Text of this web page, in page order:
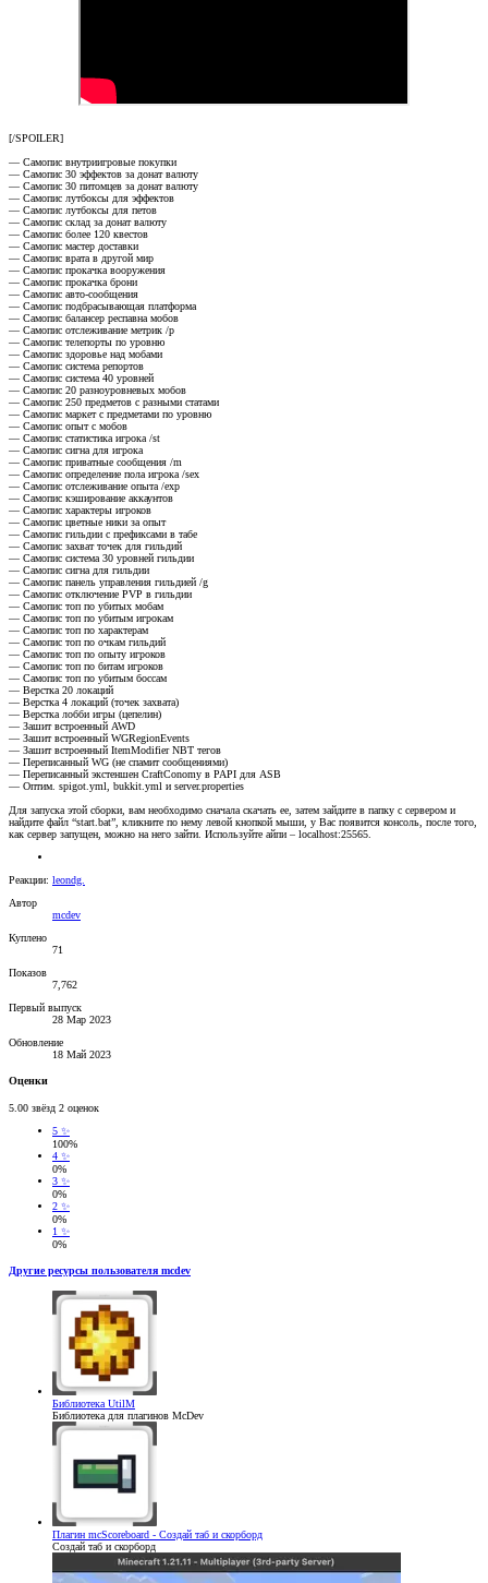
[/SPOILER]
— Самопис внутриигровые покупки
— Самопис 30 эффектов за донат валюту
— Самопис 30 питомцев за донат валюту
— Самопис лутбоксы для эффектов
— Самопис лутбоксы для петов
— Самопис склад за донат валюту
— Самопис более 120 квестов
— Самопис мастер доставки
— Самопис врата в другой мир
— Самопис прокачка вооружения
— Самопис прокачка брони
— Самопис авто-сообщения
— Самопис подбрасывающая платформа
— Самопис балансер респавна мобов
— Самопис отслеживание метрик /p
— Самопис телепорты по уровню
— Самопис здоровье над мобами
— Самопис система репортов
— Самопис система 40 уровней
— Самопис 20 разноуровневых мобов
— Самопис 250 предметов с разными статами
— Самопис маркет с предметами по уровню
— Самопис опыт с мобов
— Самопис статистика игрока /st
— Самопис сигна для игрока
— Самопис приватные сообщения /m
— Самопис определение пола игрока /sex
— Самопис отслеживание опыта /exp
— Самопис кэширование аккаунтов
— Самопис характеры игроков
— Самопис цветные ники за опыт
— Самопис гильдии с префиксами в табе
— Самопис захват точек для гильдий
— Самопис система 30 уровней гильдии
— Самопис сигна для гильдии
— Самопис панель управления гильдией /g
— Самопис отключение PVP в гильдии
— Самопис топ по убитых мобам
— Самопис топ по убитым игрокам
— Самопис топ по характерам
— Самопис топ по очкам гильдий
— Самопис топ по опыту игроков
— Самопис топ по битам игроков
— Самопис топ по убитым боссам
— Верстка 20 локаций
— Верстка 4 локаций (точек захвата)
— Верстка лобби игры (цепелин)
— Зашит встроенный AWD
— Зашит встроенный WGRegionEvents
— Зашит встроенный ItemModifier NBT тегов
— Переписанный WG (не спамит сообщениями)
— Переписанный экстеншен CraftConomy в PAPI для ASB
— Оптим. spigot.yml, bukkit.yml и server.properties
Для запуска этой сборки, вам необходимо сначала скачать ее, затем зайдите в папку с сервером и
найдите файл “start.bat”, кликните по нему левой кнопкой мыши, у Вас появится консоль, после того,
как сервер запущен, можно на него зайти. Используйте айпи – localhost:25565.
Реакции: leondg.
Автор
mcdev
Куплено
71
Показов
7,762
Первый выпуск
28 Мар 2023
Обновление
18 Май 2023
Оценки
5.00 звёзд 2 оценок
5 ✨
100%
4 ✨
0%
3 ✨
0%
2 ✨
0%
1 ✨
0%
Другие ресурсы пользователя mcdev
Библиотека UtilM
Библиотека для плагинов McDev
Плагин mcScoreboard - Создай таб и скорборд
Создай таб и скорборд